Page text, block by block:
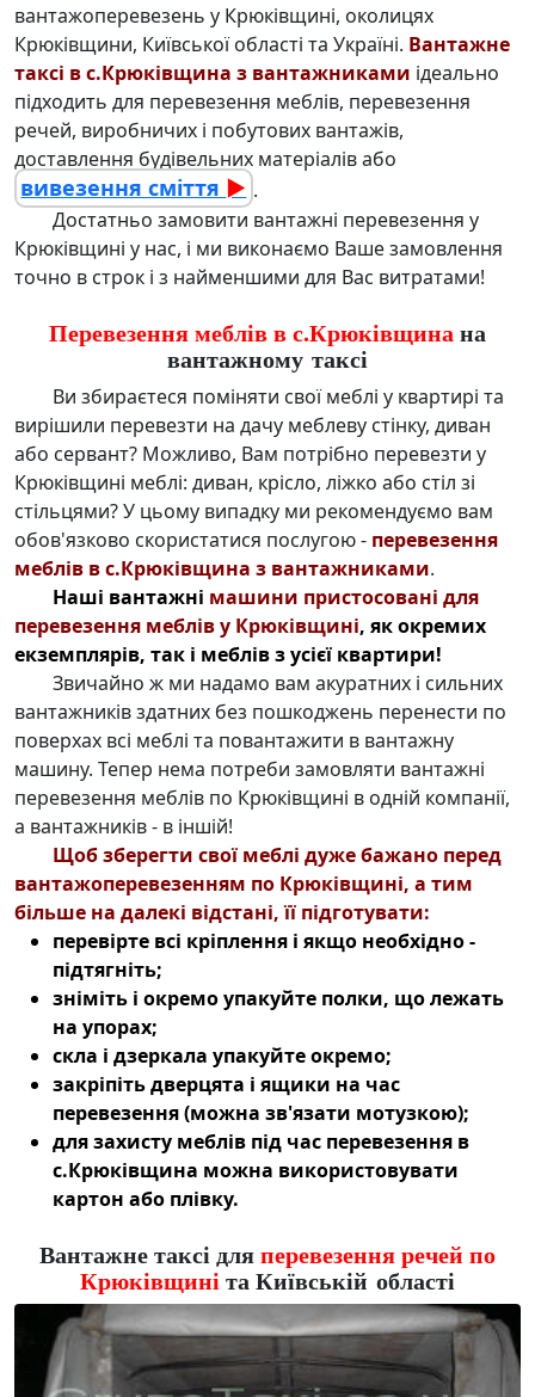
вантажоперевезень у Крюківщині, околицях
Крюківщини, Київської області та Україні. Вантажне
таксі в с.Крюківщина з вантажниками ідеально
підходить для перевезення меблів, перевезення
речей, виробничих і побутових вантажів,
доставлення будівельних матеріалівабо
вивезення сміття ► .
Достатньо замовити вантажні перевезення у
Крюківщині у нас, і ми виконаємо Ваше замовлення
точно в строк і з найменшими для Вас витратами!
Перевезення меблів в с.Крюківщинана
вантажному таксі
Ви збираєтеся поміняти свої меблі у квартирі та
вирішили перевезти на дачу меблеву стінку, диван
або сервант? Можливо, Вам потрібно перевезти у
Крюківщині меблі: диван, крісло, ліжко або стіл зі
стільцями? У цьому випадку ми рекомендуємо вам
обов'язково скористатися послугою - перевезення
меблів в с.Крюківщина з вантажниками.
Наші вантажні машини пристосовані для
перевезення меблів у Крюківщині, як окремих
екземплярів, так і меблів з усієї квартири!
Звичайно ж ми надамо вам акуратних і сильних
вантажників здатних без пошкоджень перенести по
поверхах всі меблі та повантажити в вантажну
машину. Тепер нема потреби замовляти вантажні
перевезення меблів по Крюківщині в одній компанії,
а вантажників - в іншій!
Щоб зберегти свої меблі дуже бажано перед
вантажоперевезенням по Крюківщині, а тим
більше на далекі відстані, її підготувати:
перевірте всі кріплення і якщо необхідно -
підтягніть;
зніміть і окремо упакуйте полки, що лежать
на упорах;
скла і дзеркала упакуйте окремо;
закріпіть дверцята і ящики на час
перевезення (можна зв'язати мотузкою);
для захисту меблів під час перевезення в
с.Крюківщина можна використовувати
картон або плівку.
Вантажне таксі дляперевезення речей по
Крюківщиніта Київській області